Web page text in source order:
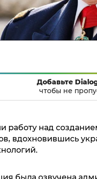
Добавьте
чтобы не
работу над
вдохновившись
была озвучена